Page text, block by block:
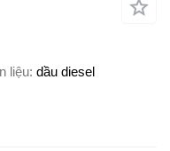
liệu dầu diesel